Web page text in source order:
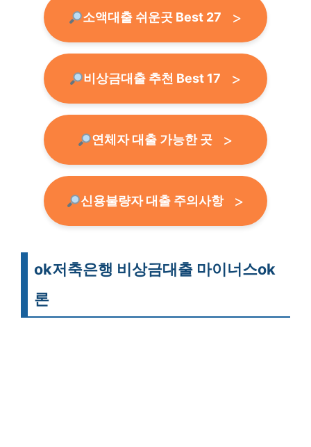
소액대출 쉬운곳 Best 27
비상금대출 추천 Best 17
연체자 대출 가능한 곳
신용불량자 대출 주의사항
ok저축은행 비상금대출 마이너스ok
론